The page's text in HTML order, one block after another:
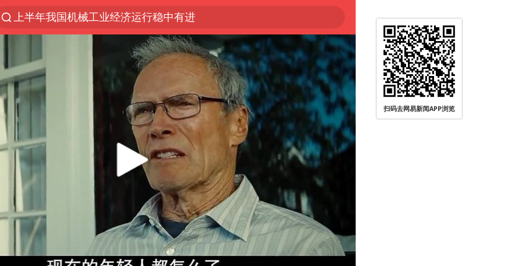
上半年我国机械工业经济运行稳中有进
官方通报教师招聘笔试前13名被淘汰
国防部回应日本试射“战斧”导弹
广东雷州通报特教老师招聘违规事件
A股三大股指收涨
“立秋的第一杯奶茶”又爆单了
泰国校园枪击案死亡人数升至7人
泰国枪击案凶手先杀祖父母后行凶
宇树科技中一签需缴款7.54万元
国防部：坚决反制任何闹海挑衅图谋
扫码去网易新闻APP浏览